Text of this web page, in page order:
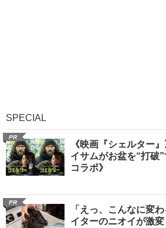
SPECIAL
PR
《映画『シェルター
イサムがお盆を“打破
コラボ》
PR
「えっ、こんなに変
イターのニオイが激